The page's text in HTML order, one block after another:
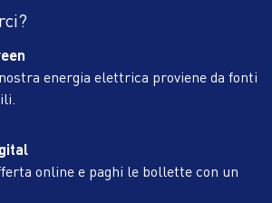
energia elettrica proviene da fonti
online e paghi le bollette con un